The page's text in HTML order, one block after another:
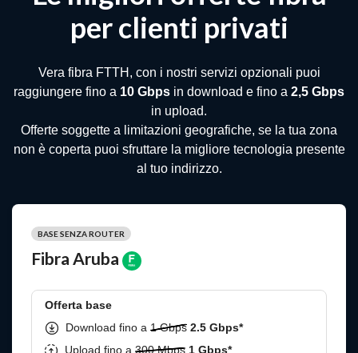
per clienti privati
Vera fibra FTTH, con i nostri servizi opzionali puoi
raggiungere fino a 10 Gbps in download e fino a 2,5 Gbps
in upload.
Offerte soggette a limitazioni geografiche, se la tua zona
non è coperta puoi sfruttare la migliore tecnologia presente
al tuo indirizzo.
BASE SENZA ROUTER
Fibra Aruba
Offerta base
Download fino a 1 Gbps 2.5 Gbps*
Upload fino a 300 Mbps 1 Gbps*